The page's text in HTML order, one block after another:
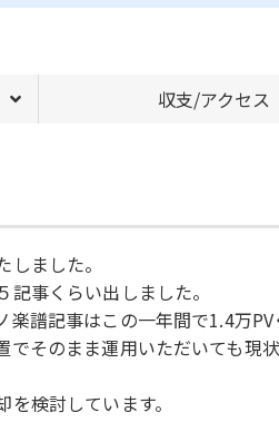
収支/アクセス
ました。
事くらい出しました。
譜記事はこの一年間で1.4万
そのまま運用いただいても現
検討しています。